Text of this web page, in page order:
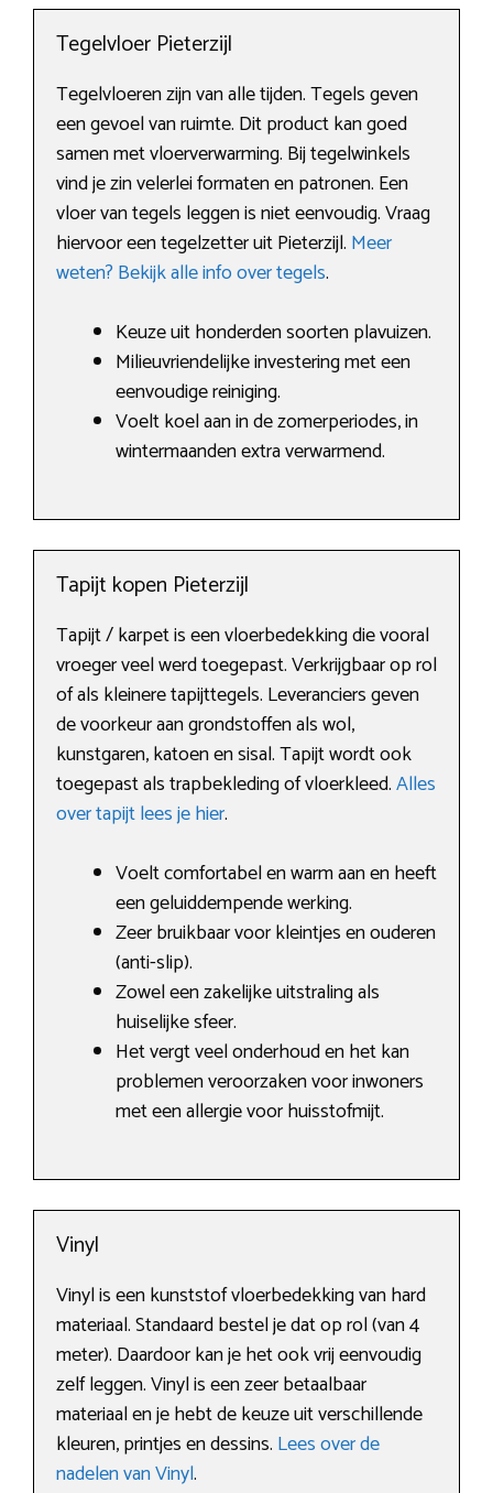
Tegelvloer Pieterzijl
Tegelvloeren zijn van alle tijden. Tegels geven
een gevoel van ruimte. Dit product kan goed
samen met vloerverwarming. Bij tegelwinkels
vind je zin velerlei formaten en patronen. Een
vloer van tegels leggen is niet eenvoudig. Vraag
hiervoor een tegelzetter uit Pieterzijl. Meer
weten? Bekijk alle info over tegels.
Keuze uit honderden soorten plavuizen.
Milieuvriendelijke investering met een
eenvoudige reiniging.
Voelt koel aan in de zomerperiodes, in
wintermaanden extra verwarmend.
Tapijt kopen Pieterzijl
Tapijt / karpet is een vloerbedekking die vooral
vroeger veel werd toegepast. Verkrijgbaar op rol
of als kleinere tapijttegels. Leveranciers geven
de voorkeur aan grondstoffen als wol,
kunstgaren, katoen en sisal. Tapijt wordt ook
toegepast als trapbekleding of vloerkleed.Alles
over tapijt lees je hier.
Voelt comfortabel en warm aan en heeft
een geluiddempende werking.
Zeer bruikbaar voor kleintjes en ouderen
(anti-slip).
Zowel een zakelijke uitstraling als
huiselijke sfeer.
Het vergt veel onderhoud en het kan
problemen veroorzaken voor inwoners
met een allergie voor huisstofmijt.
Vinyl
Vinyl is een kunststof vloerbedekking van hard
materiaal. Standaard bestel je dat op rol (van 4
meter). Daardoor kan je het ook vrij eenvoudig
zelf leggen. Vinyl is een zeer betaalbaar
materiaal en je hebt de keuze uit verschillende
kleuren, printjes en dessins. Lees over de
nadelen van Vinyl.